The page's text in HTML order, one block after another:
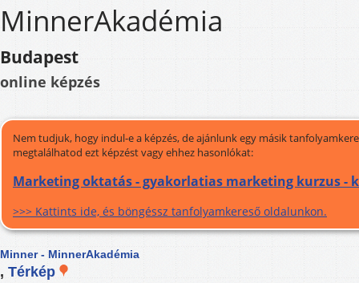
MinnerAkadémia
Budapest
online képzés
Nem tudjuk, hogy indul-e a képzés, de ajánlunk egy másik
megtalálhatod ezt képzést vagy ehhez hasonlókat:
Marketing oktatás - gyakorlatias marketing kurzus -
>>> Kattints ide, és böngéssz tanfolyamkereső oldalunkon.
Minner - MinnerAkadémia
, Térkép